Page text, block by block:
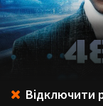
Відключити